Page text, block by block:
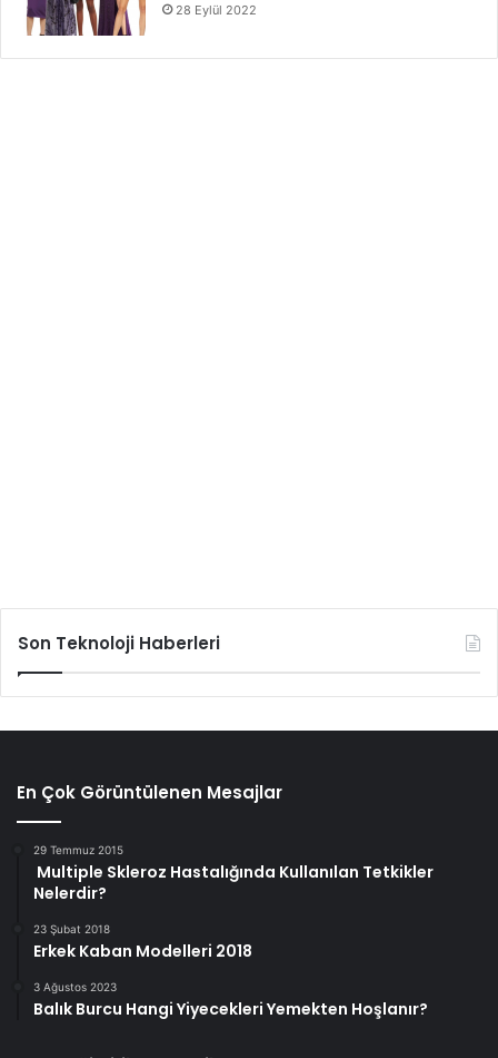
28 Eylül 2022
Son Teknoloji Haberleri
En Çok Görüntülenen Mesajlar
29 Temmuz 2015
Multiple Skleroz Hastalığında Kullanılan Tetkikler
Nelerdir?
23 Şubat 2018
Erkek Kaban Modelleri 2018
3 Ağustos 2023
Balık Burcu Hangi Yiyecekleri Yemekten Hoşlanır?